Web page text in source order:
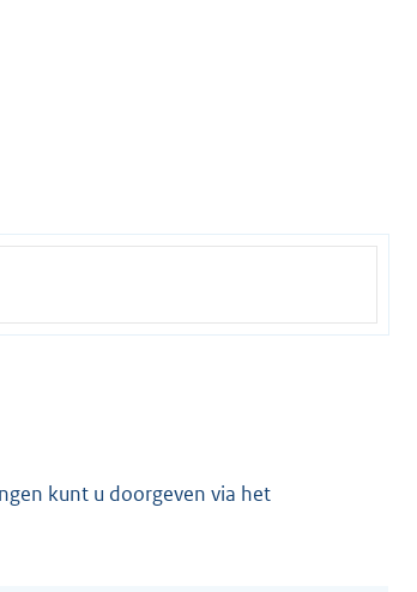
kunt u doorgeven via het